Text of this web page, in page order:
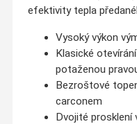
efektivity tepla
Vysoký výkon
Klasické
potaženou
Bezroštové
carconem
Dvojité prosklení